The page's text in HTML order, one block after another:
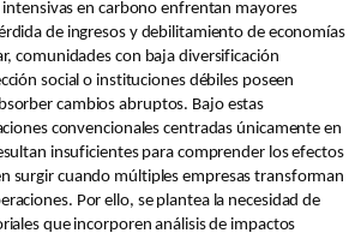
en carbono enfrentan mayores
de ingresos y debilitamiento de economías
comunidades con baja diversificación
social o instituciones débiles poseen
cambios abruptos. Bajo estas
convencionales centradas únicamente en
insuficientes para comprender los efectos
surgir cuando múltiples empresas transforman
Por ello, se plantea la necesidad de
que incorporen análisis de impactos